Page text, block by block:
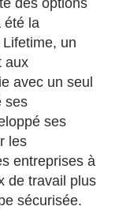
des options
été la
un
aux
avec un seul
ses
ses
les
entreprises à
de travail plus
sécurisée.